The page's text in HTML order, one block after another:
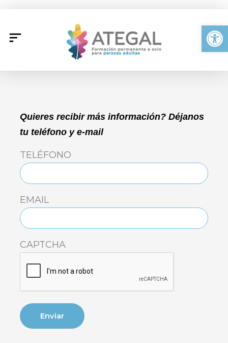
contenido
Quieres recibir más información? Déjanos
tu teléfono y e-mail
TELÉFONO
EMAIL
CAPTCHA